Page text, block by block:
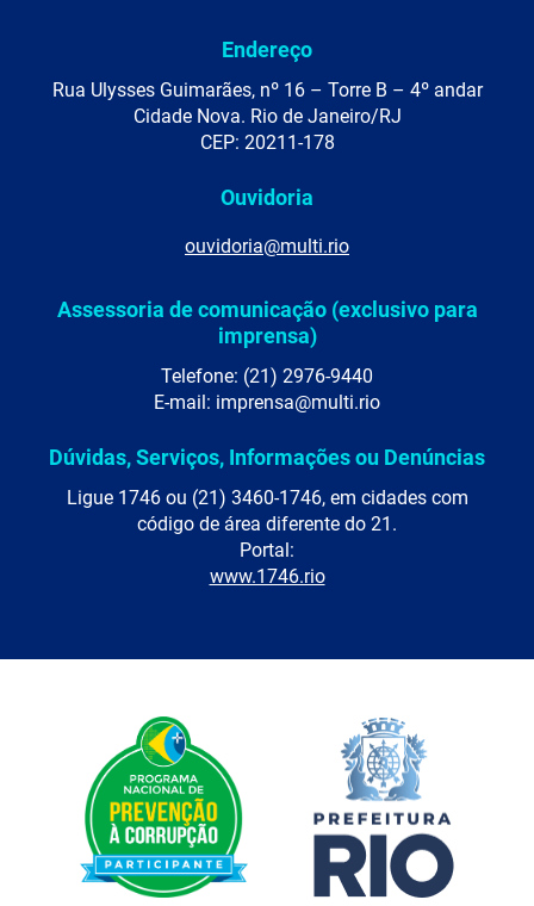
Endereço
Rua Ulysses Guimarães, nº 16 – Torre B – 4º andar
Cidade Nova. Rio de Janeiro/RJ
CEP: 20211-178
Ouvidoria
ouvidoria@multi.rio
Assessoria de comunicação (exclusivo para
imprensa)
Telefone: (21) 2976-9440
E-mail: imprensa@multi.rio
Dúvidas, Serviços, Informações ou Denúncias
Ligue 1746 ou (21) 3460-1746, em cidades com
código de área diferente do 21.
Portal:
www.1746.rio